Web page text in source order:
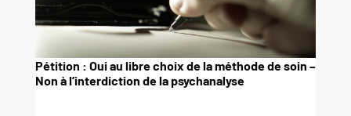
Pétition : Oui au libre choix de la méthode de soin –
Non à l’interdiction de la psychanalyse